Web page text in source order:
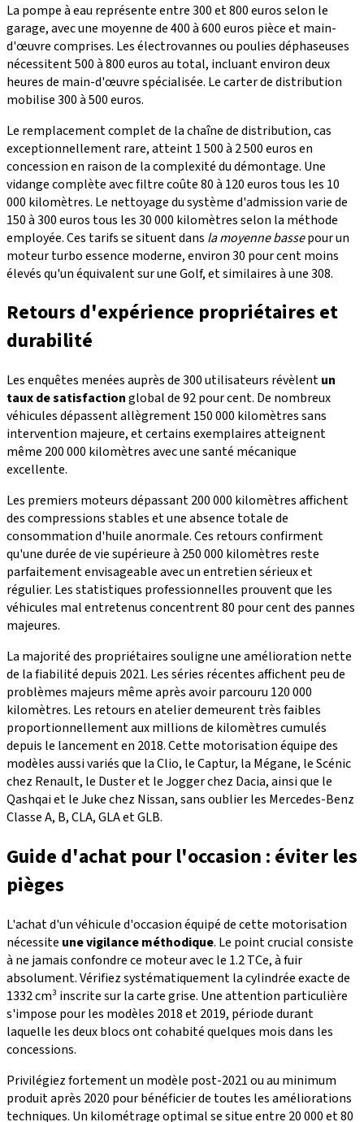
La pompe à eau représente entre 300 et 800 euros selon le
garage, avec une moyenne de 400 à 600 euros pièce et main-
d'œuvre comprises. Les électrovannes ou poulies déphaseuses
nécessitent 500 à 800 euros au total, incluant environ deux
heures de main-d'œuvre spécialisée. Le carter de distribution
mobilise 300 à 500 euros.
Le remplacement complet de la chaîne de distribution, cas
exceptionnellement rare, atteint 1 500 à 2 500 euros en
concession en raison de la complexité du démontage. Une
vidange complète avec filtre coûte 80 à 120 euros tous les 10
000 kilomètres. Le nettoyage du système d'admission varie de
150 à 300 euros tous les 30 000 kilomètres selon la méthode
employée. Ces tarifs se situent dans la moyenne bassepour un
moteur turbo essence moderne, environ 30 pour cent moins
élevés qu'un équivalent sur une Golf, et similaires à une 308.
Retours d'expérience propriétaires et
durabilité
Les enquêtes menées auprès de 300 utilisateurs révèlentun
taux de satisfactionglobal de 92 pour cent. De nombreux
véhicules dépassent allègrement 150 000 kilomètres sans
intervention majeure, et certains exemplaires atteignent
même 200 000 kilomètres avec une santé mécanique
excellente.
Les premiers moteurs dépassant 200 000 kilomètres affichent
des compressions stables et une absence totale de
consommation d'huile anormale. Ces retours confirment
qu'une durée de vie supérieure à 250 000 kilomètres reste
parfaitement envisageable avec un entretien sérieux et
régulier. Les statistiques professionnelles prouvent que les
véhicules mal entretenus concentrent 80 pour cent des pannes
majeures.
La majorité des propriétaires souligne une amélioration nette
de la fiabilité depuis 2021. Les séries récentes affichent peu de
problèmes majeurs même après avoir parcouru 120 000
kilomètres. Les retours en atelier demeurent très faibles
proportionnellement aux millions de kilomètres cumulés
depuis le lancement en 2018. Cette motorisation équipe des
modèles aussi variés que la Clio, le Captur, la Mégane, le Scénic
chez Renault, le Duster et le Jogger chez Dacia, ainsi que le
Qashqai et le Juke chez Nissan, sans oublier les Mercedes-Benz
Classe A, B, CLA, GLA et GLB.
Guide d'achat pour l'occasion : éviter les
pièges
L'achat d'un véhicule d'occasion équipé de cette motorisation
nécessite une vigilance méthodique. Le point crucial consiste
à ne jamais confondre ce moteur avec le 1.2 TCe, à fuir
absolument. Vérifiez systématiquement la cylindrée exacte de
1332 cm³ inscrite sur la carte grise. Une attention particulière
s'impose pour les modèles 2018 et 2019, période durant
laquelle les deux blocs ont cohabité quelques mois dans les
concessions.
Privilégiez fortement un modèle post-2021 ou au minimum
produit après 2020 pour bénéficier de toutes les améliorations
techniques. Un kilométrage optimal se situe entre 20 000 et 80